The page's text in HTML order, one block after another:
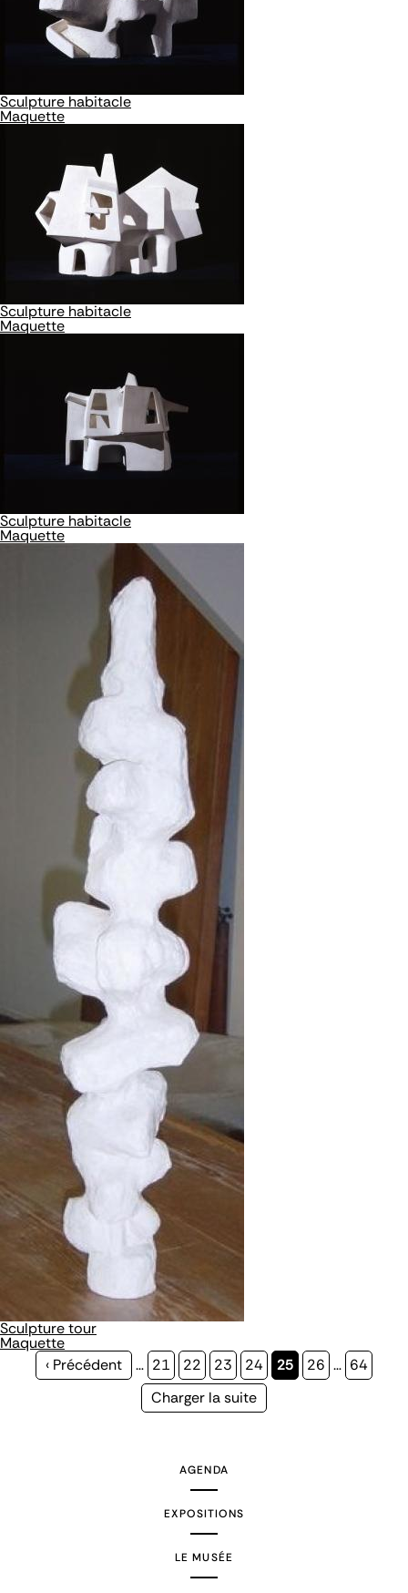
Sculpture habitacle
Maquette
Sculpture habitacle
Maquette
Sculpture habitacle
Maquette
Sculpture tour
Maquette
Page
‹ Précédent … Page
21 Page
22 Page
23 Page
24
Page
25 Page
26 … Page
64
Page
Charger la suite
AGENDA
EXPOSITIONS
LE MUSÉE